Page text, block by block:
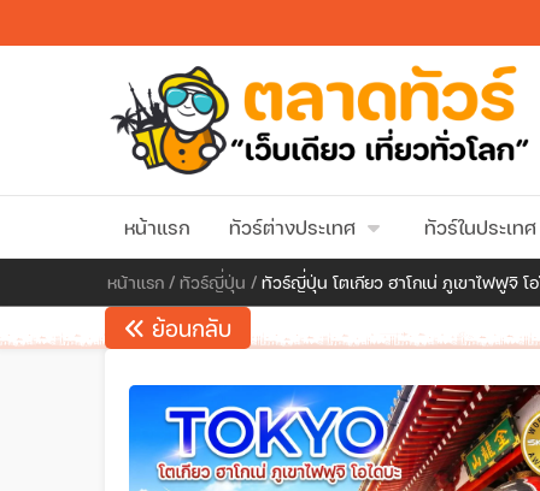
หน้าแรก ทัวร์ต่างประเทศ ทัวร์ในประเทศ
หน้าแรก / ทัวร์ญี่ปุ่น / ทัวร์ญี่ปุ่น โตเกียว ฮาโกเน่ ภูเขาไฟฟูจิ โ
ย้อนกลับ